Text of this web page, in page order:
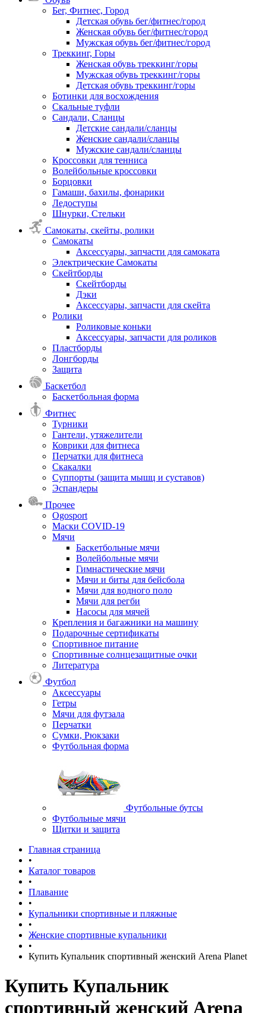
Бег, Фитнес, Город
Детская обувь бег/фитнес/город
Женская обувь бег/фитнес/город
Мужская обувь бег/фитнес/город
Треккинг, Горы
Женская обувь треккинг/горы
Мужская обувь треккинг/горы
Детская обувь треккинг/горы
Ботинки для восхождения
Скальные туфли
Сандали, Сланцы
Детские сандали/сланцы
Женские сандали/сланцы
Мужские сандали/сланцы
Кроссовки для тенниса
Волейбольные кроссовки
Борцовки
Гамаши, бахилы, фонарики
Ледоступы
Шнурки, Стельки
Самокаты, скейты, ролики
Самокаты
Аксессуары, запчасти для самоката
Электрические Самокаты
Скейтборды
Скейтборды
Дэки
Аксессуары, запчасти для скейта
Ролики
Роликовые коньки
Аксессуары, запчасти для роликов
Пластборды
Лонгборды
Защита
Баскетбол
Баскетбольная форма
Фитнес
Турники
Гантели, утяжелители
Коврики для фитнеса
Перчатки для фитнеса
Скакалки
Суппорты (защита мышц и суставов)
Эспандеры
Прочее
Ogosport
Маски COVID-19
Мячи
Баскетбольные мячи
Волейбольные мячи
Гимнастические мячи
Мячи и биты для бейсбола
Мячи для водного поло
Мячи для регби
Насосы для мячей
Крепления и багажники на машину
Подарочные сертификаты
Спортивное питание
Спортивные солнцезащитные очки
Литература
Футбол
Аксессуары
Гетры
Мячи для футзала
Перчатки
Сумки, Рюкзаки
Футбольная форма
Футбольные бутсы
Футбольные мячи
Щитки и защита
Главная страница
•
Каталог товаров
•
Плавание
•
Купальники спортивные и пляжные
•
Женские спортивные купальники
•
Купить Купальник спортивный женский Arena Planet
Купить Купальник
спортивный женский Arena